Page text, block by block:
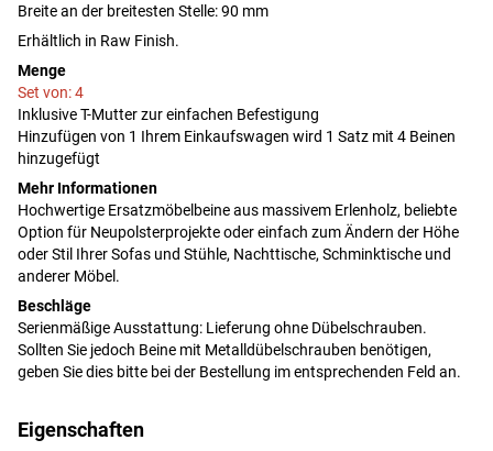
Breite an der breitesten Stelle: 90 mm
Erhältlich in Raw Finish.
Menge
Set von: 4
Inklusive T-Mutter zur einfachen Befestigung
Hinzufügen von 1 Ihrem Einkaufswagen wird 1 Satz mit 4 Beinen
hinzugefügt
Mehr Informationen
Hochwertige Ersatzmöbelbeine aus massivem Erlenholz, beliebte
Option für Neupolsterprojekte oder einfach zum Ändern der Höhe
oder Stil Ihrer Sofas und Stühle, Nachttische, Schminktische und
anderer Möbel.
Beschläge
Serienmäßige Ausstattung: Lieferung ohne Dübelschrauben.
Sollten Sie jedoch Beine mit Metalldübelschrauben benötigen,
geben Sie dies bitte bei der Bestellung im entsprechenden Feld an.
Eigenschaften